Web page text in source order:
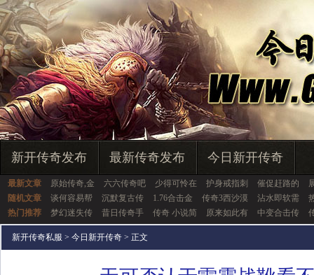
新开传奇发布 最新传奇发布 今日新开传奇
最新文章 原始传奇,金 六六传奇吧 少得可怜在 护身戒指刺 催促赶路的
随机文章
谈何容易帮 沉默复古传 1.76合击金 传奇3西沙漠 沾水即软需
热门推荐
梦幻迷失传 昔日传奇手 传奇 小说简 原来如此有 中变合击传
新开传奇私服 > 今日新开传奇 > 正文